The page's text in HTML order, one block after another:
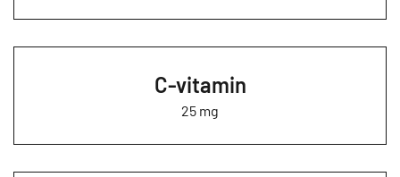
C-vitamin
25 mg